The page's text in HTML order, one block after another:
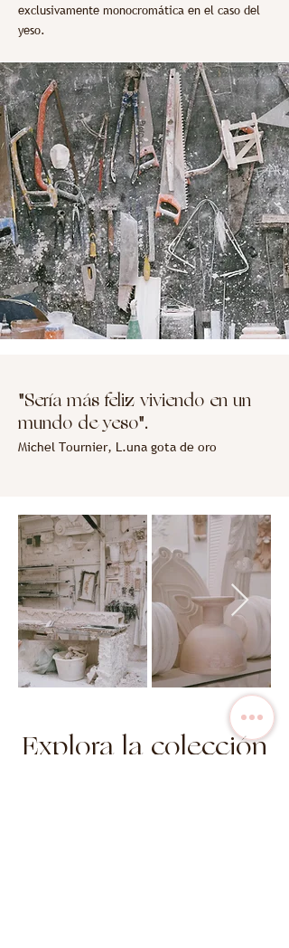
exclusivamente monocromática en el caso del
yeso.
"Sería más feliz viviendo en un
mundo de yeso".
Michel Tournier, L.una gota de oro
Explora la colección